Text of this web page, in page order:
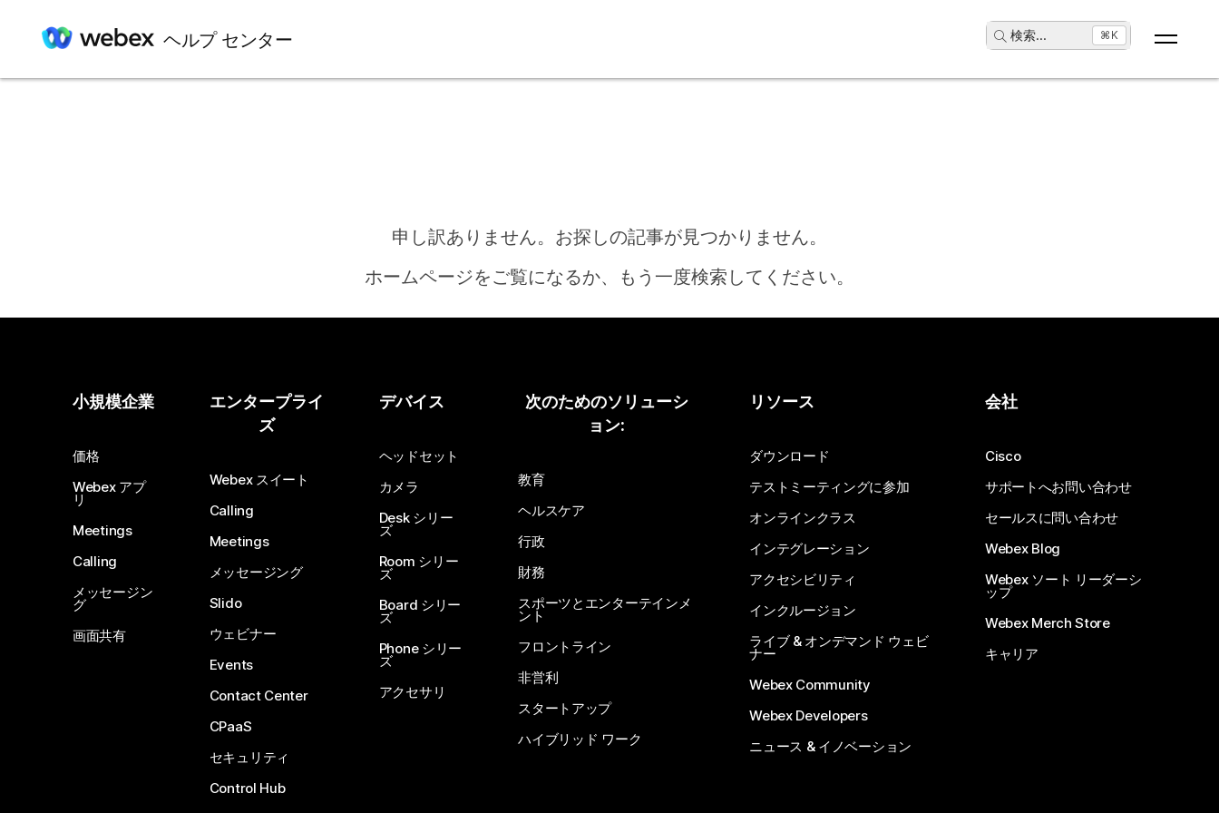
ヘルプ センター 検索... ⌘K
申し訳ありません。お探しの記事が見つかりません。
ホームページをご覧になるか、もう一度検索してください。
何をお探しですか?
小規模企業
価格
Webex アプ
リ
Meetings
Calling
メッセージン
グ
画面共有
エンタープライ
ズ
Webex スイート
Calling
Meetings
メッセージング
Slido
ウェビナー
Events
Contact Center
CPaaS
セキュリティ
Control Hub
デバイス
ヘッドセット
カメラ
Desk シリー
ズ
Room シリー
ズ
Board シリー
ズ
Phone シリー
ズ
アクセサリ
次のためのソリューシ
ョン:
教育
ヘルスケア
行政
財務
スポーツとエンターテインメ
ント
フロントライン
非営利
スタートアップ
ハイブリッド ワーク
リソース
ダウンロード
テストミーティングに参加
オンラインクラス
インテグレーション
アクセシビリティ
インクルージョン
ライブ & オンデマンド ウェビ
ナー
Webex Community
Webex Developers
ニュース & イノベーション
会社
Cisco
サポートへお問い合わせ
セールスに問い合わせ
Webex Blog
Webex ソート リーダーシ
ップ
Webex Merch Store
キャリア